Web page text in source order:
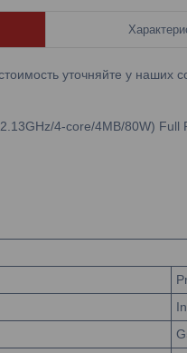
уточняйте у наших
4-core/4MB/80W) Full